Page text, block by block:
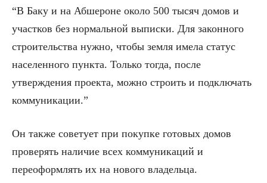
“В Баку и на Абшероне около 500 тысяч домов и
участков без нормальной выписки. Для законного
строительства нужно, чтобы земля имела статус
населенного пункта. Только тогда, после
утверждения проекта, можно строить и подключать
коммуникации.”
Он также советует при покупке готовых домов
проверять наличие всех коммуникаций и
переоформлять их на нового владельца.